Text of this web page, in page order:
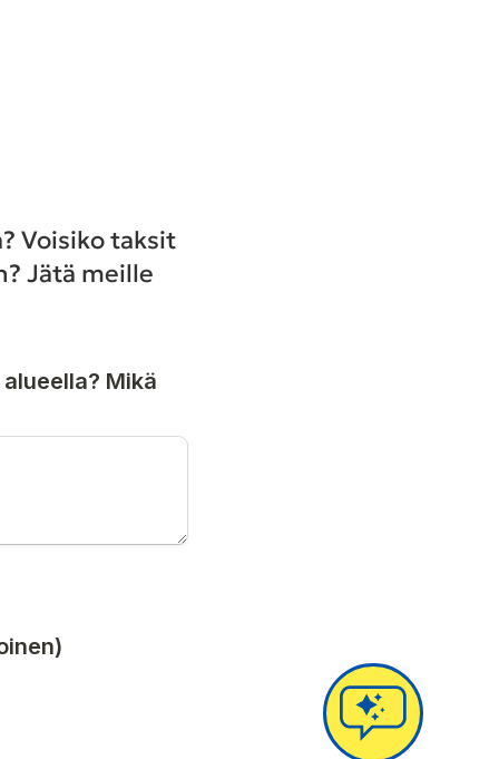
Voisiko taksit
Jätä meille